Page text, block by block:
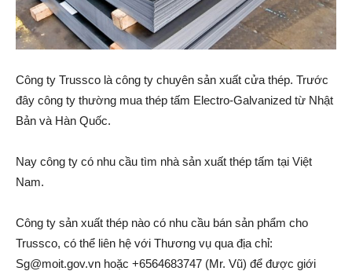
Công ty Trussco là công ty chuyên sản xuất cửa thép. Trước
đây công ty thường mua thép tấm Electro-Galvanized từ Nhật
Bản và Hàn Quốc.
Nay công ty có nhu cầu tìm nhà sản xuất thép tấm tại Việt
Nam.
Công ty sản xuất thép nào có nhu cầu bán sản phẩm cho
Trussco, có thể liên hệ với Thương vụ qua địa chỉ:
Sg@moit.gov.vn hoặc +6564683747 (Mr. Vũ) để được giới